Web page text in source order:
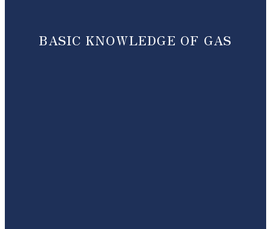
BASIC KNOWLEDGE OF GAS